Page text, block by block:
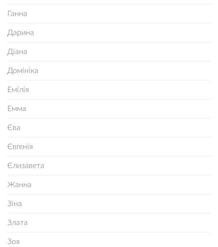
Ганна
Дарина
Діана
Домініка
Емілія
Емма
Єва
Євгенія
Єлизавета
Жанна
Зіна
Злата
Зоя